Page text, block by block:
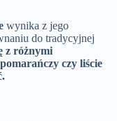
wynika z jego
do tradycyjnej
z różnymi
czy liście